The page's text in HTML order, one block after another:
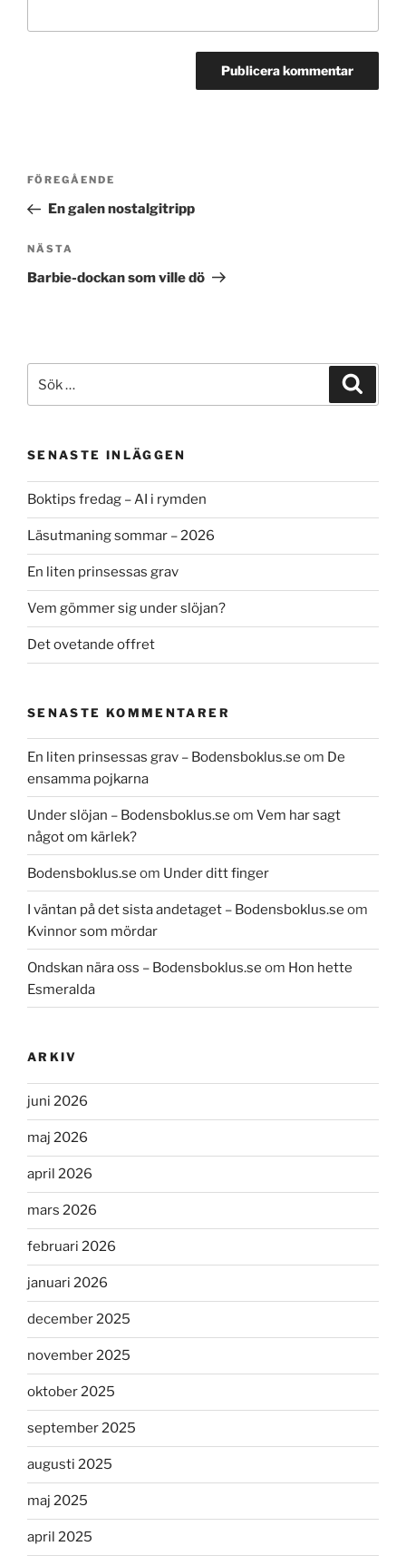
Inläggsnavigering
Föregående
inlägg
FÖREGÅENDE
En galen nostalgitripp
Nästa
inlägg
NÄSTA
Barbie-dockan som ville dö
efter:
SENASTE INLÄGGEN
Boktips fredag – AI i rymden
Läsutmaning sommar – 2026
En liten prinsessas grav
Vem gömmer sig under slöjan?
Det ovetande offret
SENASTE KOMMENTARER
En liten prinsessas grav – Bodensboklus.se om De
ensamma pojkarna
Under slöjan – Bodensboklus.se om Vem har sagt
något om kärlek?
Bodensboklus.se om Under ditt finger
I väntan på det sista andetaget – Bodensboklus.se om
Kvinnor som mördar
Ondskan nära oss – Bodensboklus.se om Hon hette
Esmeralda
ARKIV
juni 2026
maj 2026
april 2026
mars 2026
februari 2026
januari 2026
december 2025
november 2025
oktober 2025
september 2025
augusti 2025
maj 2025
april 2025